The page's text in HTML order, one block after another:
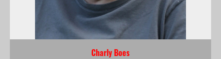
Charly Boes